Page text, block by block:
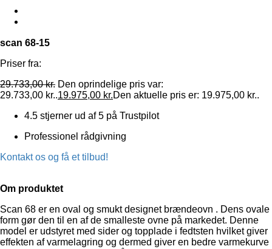
scan 68-15
Priser fra:
29.733,00kr. Den oprindelige pris var:
29.733,00 kr..19.975,00 kr.Den aktuelle pris er: 19.975,00 kr..
4.5 stjerner ud af 5 på Trustpilot
Professionel rådgivning
Kontakt os og få et tilbud!
Om produktet
Scan 68 er en oval og smukt designet brændeovn . Dens ovale
form gør den til en af de smalleste ovne på markedet. Denne
model er udstyret med sider og topplade i fedtsten hvilket giver
effekten af varmelagring og dermed giver en bedre varmekurve